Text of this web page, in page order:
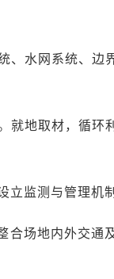
、水网系统、边
就地取材，循环
立监测与管理机制
场地内外交通